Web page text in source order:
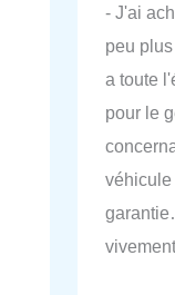
- J'ai
peu
a toute
pour le